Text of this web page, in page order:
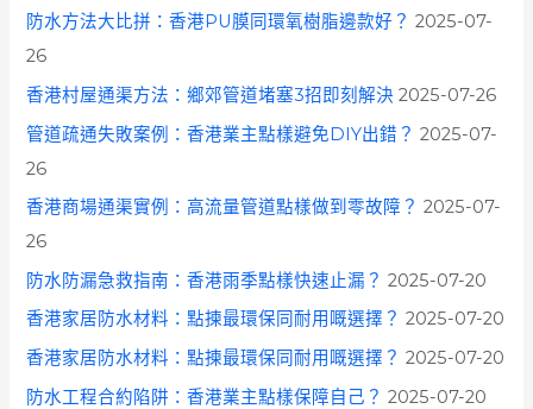
防水方法大比拼：香港PU膜同環氧樹脂邊款好？ 2025-07-
26
香港村屋通渠方法：鄉郊管道堵塞3招即刻解決 2025-07-26
管道疏通失敗案例：香港業主點樣避免DIY出錯？ 2025-07-
26
香港商場通渠實例：高流量管道點樣做到零故障？ 2025-07-
26
防水防漏急救指南：香港雨季點樣快速止漏？ 2025-07-20
香港家居防水材料：點揀最環保同耐用嘅選擇？ 2025-07-20
香港家居防水材料：點揀最環保同耐用嘅選擇？ 2025-07-20
防水工程合約陷阱：香港業主點樣保障自己？ 2025-07-20